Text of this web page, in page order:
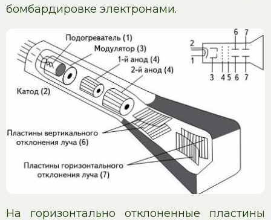
бомбардировке электронами.
На горизонтально отклоненные пластины